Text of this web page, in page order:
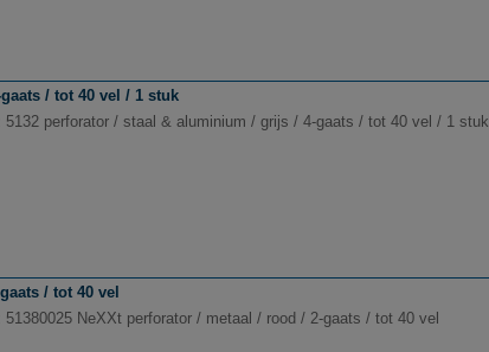
/ tot 40 vel / 1 stuk
5132 perforator / staal & aluminium / grijs / 4-gaats / tot 40 vel / 1 stuk
/ tot 40 vel
51380025 NeXXt perforator / metaal / rood / 2-gaats / tot 40 vel